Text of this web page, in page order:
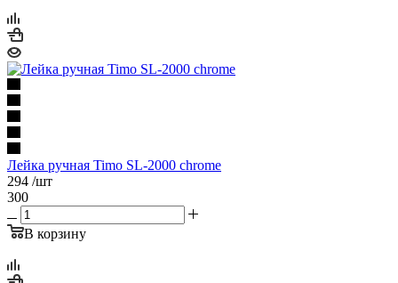
Лейка ручная Timo SL-2000 chrome
294 /шт
300
В корзину